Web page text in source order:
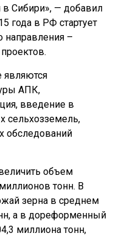
Сибири», — добавил
года в РФ стартует
направления –
АПК,
введение в
сельхозземель,
обследований
объем
тонн. В
зерна в среднем
а в дореформенный
миллиона тонн,